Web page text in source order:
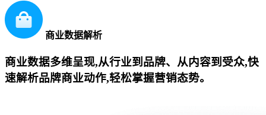
商业数据解析
商业数据多维呈现,从行业到品牌、从内容到受众,快
速解析品牌商业动作,轻松掌握营销态势。